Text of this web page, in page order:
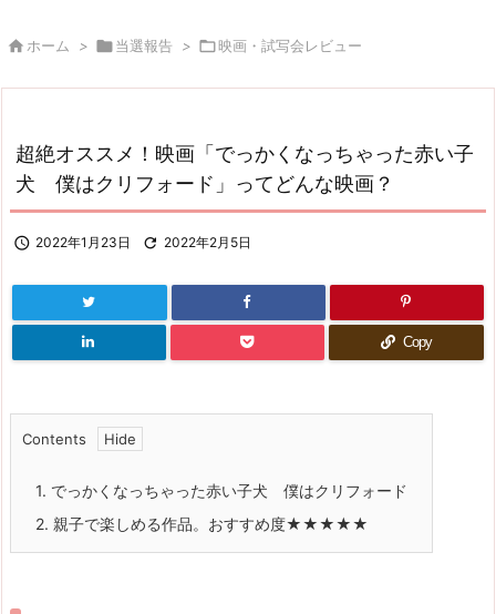
 ホーム > 当選報告 > 映画・試写会レビュー
超絶オススメ！映画「でっかくなっちゃった赤い子
犬 僕はクリフォード」ってどんな映画？
 2022年1月23日  2022年2月5日
Copy
Contents
1. でっかくなっちゃった赤い子犬 僕はクリフォード
2. 親子で楽しめる作品。おすすめ度★★★★★